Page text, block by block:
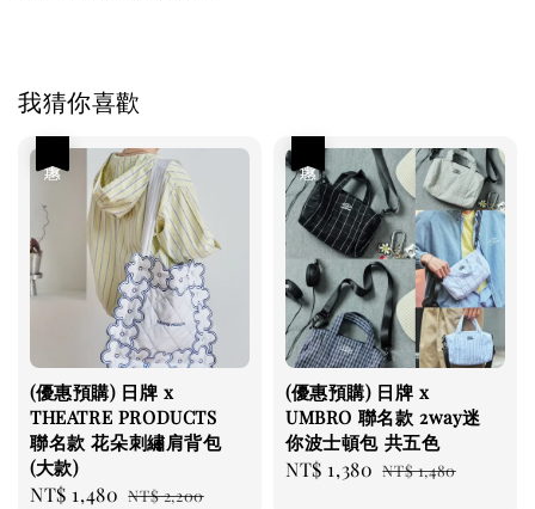
我猜你喜歡
(優惠預購) 日牌 x
THEATRE PRODUCTS
聯名款 花朵刺繡肩背包
(大款)
Sale
NT$ 1,480 Regular
NT$ 2,200
(優惠預購) 日牌 x
UMBRO 聯名款 2way迷
你波士頓包 共五色
Sale
NT$ 1,380 Regular
NT$ 1,480